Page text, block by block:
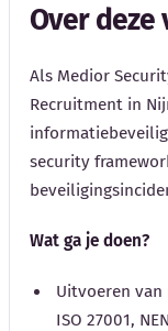
Over deze
Als Medior
Recruitment in
security
Wat ga je doen?
Uitvoeren
ISO 27001,